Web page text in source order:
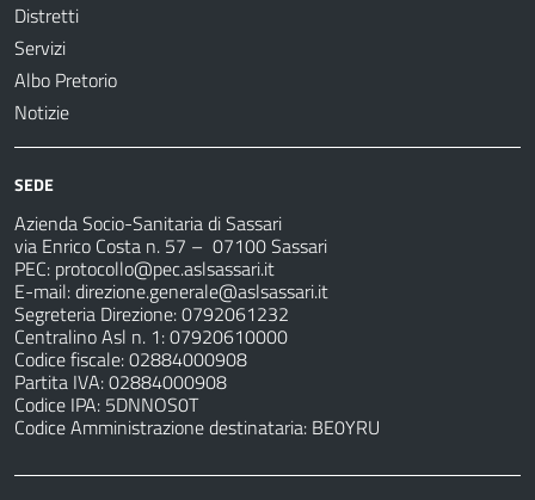
Distretti
Servizi
Albo Pretorio
Notizie
SEDE
Azienda Socio-Sanitaria di Sassari
via Enrico Costa n. 57 – 07100 Sassari
PEC: protocollo@pec.aslsassari.it
E-mail:direzione.generale@aslsassari.it
Segreteria Direzione: 0792061232
Centralino Asl n. 1: 07920610000
Codice fiscale: 02884000908
Partita IVA: 02884000908
Codice IPA: 5DNNOS0T
Codice Amministrazione destinataria: BE0YRU